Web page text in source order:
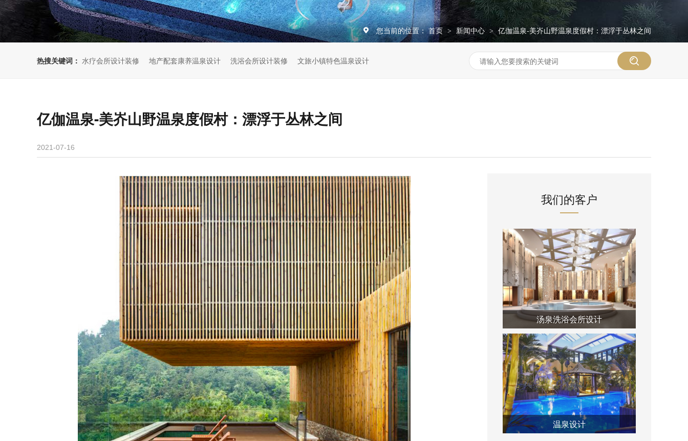
您当前的位置： 首页 > 新闻中心 > 亿伽温泉-美岕山野温泉度假村：漂浮于丛林之间
热搜关键词： 水疗会所设计装修 地产配套康养温泉设计 洗浴会所设计装修 文旅小镇特色温泉设计
亿伽温泉-美岕山野温泉度假村：漂浮于丛林之间
2021-07-16
我们的客户
汤泉洗浴会所设计
温泉设计